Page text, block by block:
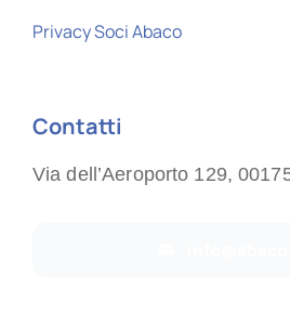
Privacy Soci Abaco
Contatti
Via dell’Aeroporto 129,